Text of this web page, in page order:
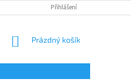
Přihlášení
NÁKUPNÍ
Prázdný košík